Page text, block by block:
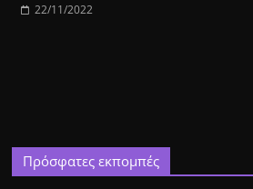
22/11/2022
Πρόσφατες εκπομπές